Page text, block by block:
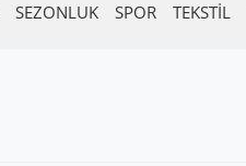
SEZONLUK SPOR TEKSTİL